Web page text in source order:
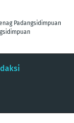
Padangsidimpuan